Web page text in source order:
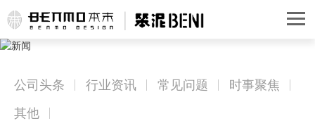
公司头条 行业资讯 常见问题
时事聚焦
其他